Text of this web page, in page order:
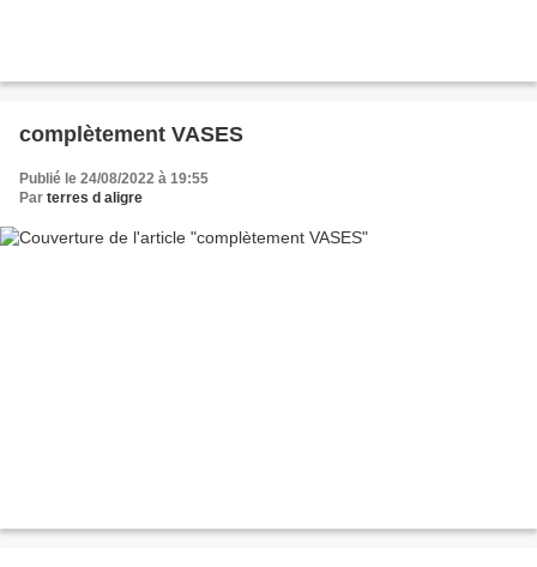
complètement VASES
Publié le 24/08/2022 à 19:55
Par terres d aligre